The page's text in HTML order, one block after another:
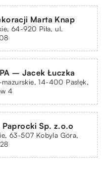
Marta Knap
64-920 Piła, ul.
– Jacek Łuczka
14-400 Pasłęk,
4
Sp. z.o.o
63-507 Kobyla Góra,